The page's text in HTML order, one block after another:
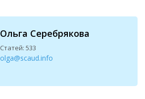
Ольга Серебрякова
Статей: 533
olga@scaud.info